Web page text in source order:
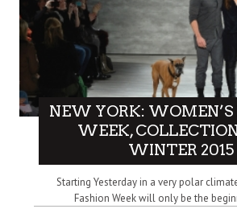
NEW YORK:
WEEK,
WINTER 2015
Starting Yesterday in a very polar
Fashion Week will only be the